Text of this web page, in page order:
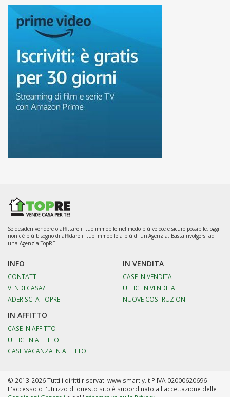
Se desideri vendere o affittare il tuo immobile nel modo più veloce e sicuro possibile, oggi
non c'è più bisogno di affidare il tuo immobile a più di un'Agenzia. Basta rivolgersi ad
una Agenzia TopRE
INFO
CONTATTI
VENDI CASA?
ADERISCI A TOPRE
IN VENDITA
CASE IN VENDITA
UFFICI IN VENDITA
NUOVE COSTRUZIONI
IN AFFITTO
CASE IN AFFITTO
UFFICI IN AFFITTO
CASE VACANZA IN AFFITTO
© 2013-2026 Tutti i diritti riservati www.smartly.it P.IVA 02000620696
L'accesso o l'utilizzo di questo sito è subordinato all'accettazione delle